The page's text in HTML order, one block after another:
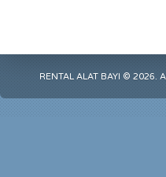
RENTAL ALAT BAYI © 2026.